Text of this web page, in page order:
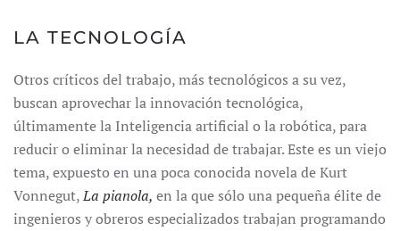
LA TECNOLOGÍA
Otros críticos del trabajo, más tecnológicos a su vez,
buscan aprovechar la innovación tecnológica,
últimamente la Inteligencia artificial o la robótica, para
reducir o eliminar la necesidad de trabajar. Este es un viejo
tema, expuesto en una poca conocida novela de Kurt
Vonnegut,La pianola, en la que sólo una pequeña élite de
ingenieros y obreros especializados trabajan programando